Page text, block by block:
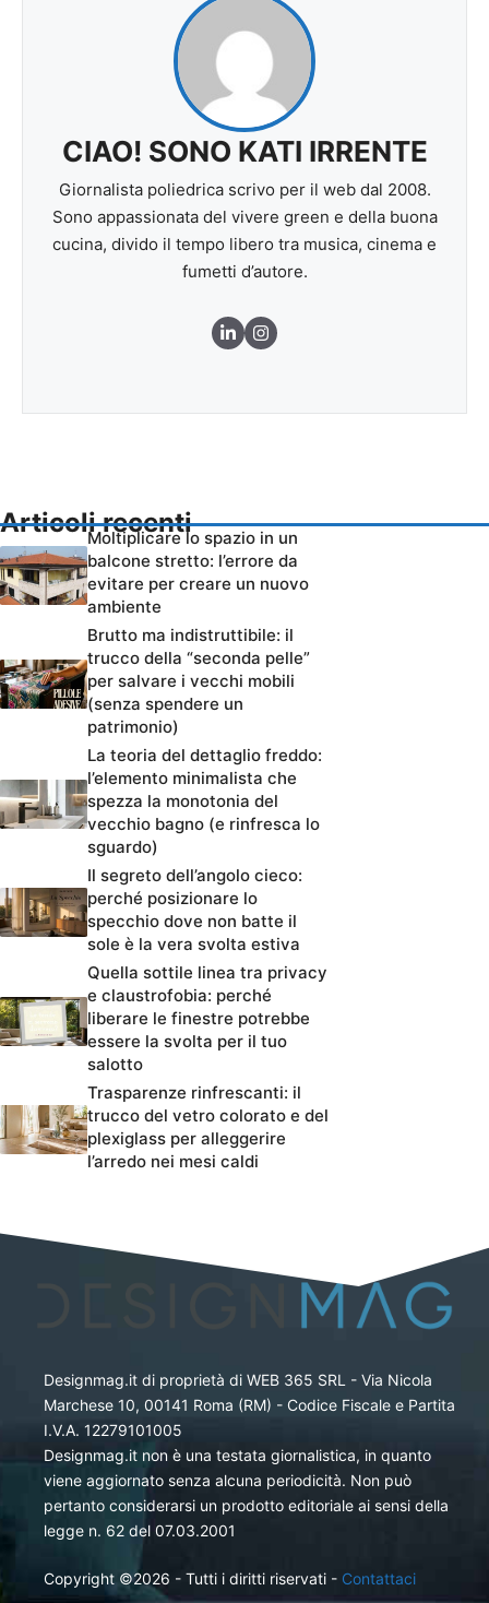
CIAO! SONO KATI IRRENTE
Giornalista poliedrica scrivo per il web dal 2008.
Sono appassionata del vivere green e della buona
cucina, divido il tempo libero tra musica, cinema e
fumetti d’autore.
Articoli recenti
Moltiplicare lo spazio in un
balcone stretto: l’errore da
evitare per creare un nuovo
ambiente
Brutto ma indistruttibile: il
trucco della “seconda pelle”
per salvare i vecchi mobili
(senza spendere un
patrimonio)
La teoria del dettaglio freddo:
l’elemento minimalista che
spezza la monotonia del
vecchio bagno (e rinfresca lo
sguardo)
Il segreto dell’angolo cieco:
perché posizionare lo
specchio dove non batte il
sole è la vera svolta estiva
Quella sottile linea tra privacy
e claustrofobia: perché
liberare le finestre potrebbe
essere la svolta per il tuo
salotto
Trasparenze rinfrescanti: il
trucco del vetro colorato e del
plexiglass per alleggerire
l’arredo nei mesi caldi
Designmag.it di proprietà di WEB 365 SRL - Via Nicola
Marchese 10, 00141 Roma (RM) - Codice Fiscale e Partita
I.V.A. 12279101005
Designmag.it non è una testata giornalistica, in quanto
viene aggiornato senza alcuna periodicità. Non può
pertanto considerarsi un prodotto editoriale ai sensi della
legge n. 62 del 07.03.2001
Copyright ©2026 - Tutti i diritti riservati - Contattaci